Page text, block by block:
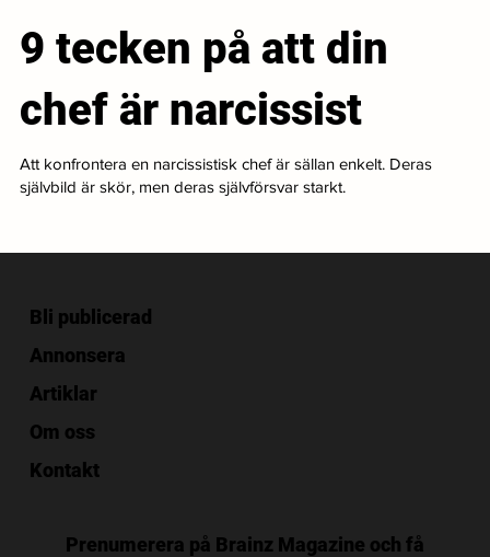
9 tecken på att din
chef är narcissist
Att konfrontera en narcissistisk chef är sällan enkelt. Deras
självbild är skör, men deras självförsvar starkt.
Bli publicerad
Annonsera
Artiklar
Om oss
Kontakt
Prenumerera på Brainz Magazine och få